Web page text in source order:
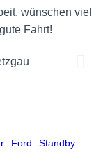
wünschen viel
Fahrt!
Ford Standby